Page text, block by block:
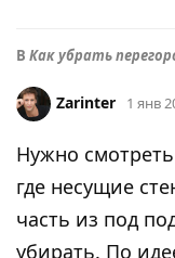
В Как убрать
Zarinter 1 янв
Нужно
где несущие
часть из под
убирать. По